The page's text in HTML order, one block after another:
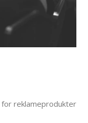
reklameprodukter